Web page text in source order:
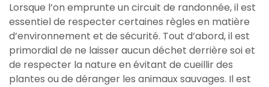
Lorsque l’on emprunte un circuit de randonnée, il est
essentiel de respecter certaines règles en matière
d’environnement et de sécurité. Tout d’abord, il est
primordial de ne laisser aucun déchet derrière soi et
de respecter la nature en évitant de cueillir des
plantes ou de déranger les animaux sauvages. Il est